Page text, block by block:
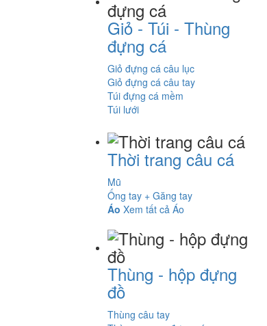
Giỏ - Túi - Thùng
đựng cá
Giỏ đựng cá câu lục
Giỏ đựng cá câu tay
Túi đựng cá mềm
Túi lưới
Thời trang câu cá
Mũ
Ống tay + Găng tay
Áo Xem tất cả Áo
Thùng - hộp đựng
đồ
Thùng câu tay